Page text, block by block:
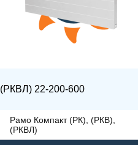
(РКВЛ) 22-200-600
Рамо Компакт (РК), (РКВ),
(РКВЛ)